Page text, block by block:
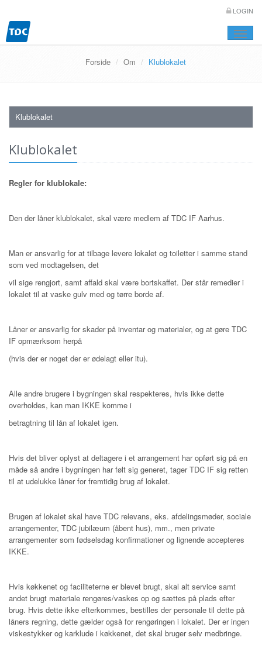
LOGIN
Toggle
Forside
Om Klublokalet
Klublokalet
Klublokalet
Regler for klublokale:
Den der låner klublokalet, skal være medlem af TDC IF Aarhus.
Man er ansvarlig for at tilbage levere lokalet og toiletter i samme stand
som ved modtagelsen, det
vil sige rengjort, samt affald skal være bortskaffet. Der står remedier i
lokalet til at vaske gulv med og tørre borde af.
Låner er ansvarlig for skader på inventar og materialer, og at gøre TDC
IF opmærksom herpå
(hvis der er noget der er ødelagt eller itu).
Alle andre brugere i bygningen skal respekteres, hvis ikke dette
overholdes, kan man IKKE komme i
betragtning til lån af lokalet igen.
Hvis det bliver oplyst at deltagere i et arrangement har opført sig på en
måde så andre i bygningen har følt sig generet, tager TDC IF sig retten
til at udelukke låner for fremtidig brug af lokalet.
Brugen af lokalet skal have TDC relevans, eks. afdelingsmøder, sociale
arrangementer, TDC jubilæum (åbent hus), mm., men private
arrangementer som fødselsdag konfirmationer og lignende accepteres
IKKE.
Hvis køkkenet og faciliteterne er blevet brugt, skal alt service samt
andet brugt materiale rengøres/vaskes op og sættes på plads efter
brug. Hvis dette ikke efterkommes, bestilles der personale til dette på
låners regning, dette gælder også for rengøringen i lokalet. Der er ingen
viskestykker og karklude i køkkenet, det skal bruger selv medbringe.